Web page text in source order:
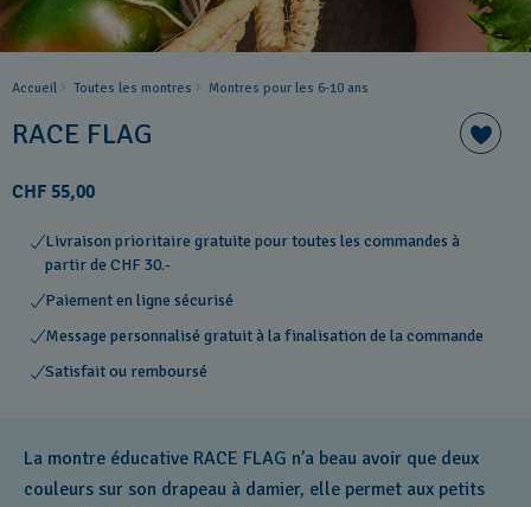
Accueil Toutes les montres Montres pour les 6-10 ans
RACE FLAG
CHF 55,00
Livraison prioritaire gratuite pour toutes les commandes à
partir de CHF 30.-
Paiement en ligne sécurisé
Message personnalisé gratuit à la finalisation de la commande
Satisfait ou remboursé
La montre éducative RACE FLAG n’a beau avoir que deux
couleurs sur son drapeau à damier, elle permet aux petits